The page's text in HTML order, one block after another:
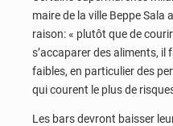
maire de la ville Beppe Sala
raison: « plutôt que de
s’accaparer des aliments,
faibles, en particulier des
qui courent le plus de
Les bars devront baisser